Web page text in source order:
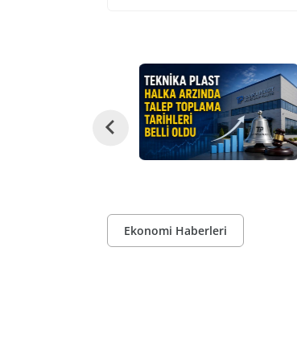
Ekonomi Haberleri